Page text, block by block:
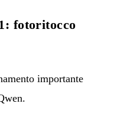
fotoritocco
importante